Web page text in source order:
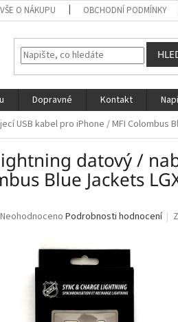
VŠE O NÁKUPU OBCHODNÍ PODMÍNKY
Dopravné Kontakt
USB kabel pro iPhone / MFI Colombus
datový /
Blue Jackets
Průměrné
Neohodnoceno Podrobnosti hodnocení